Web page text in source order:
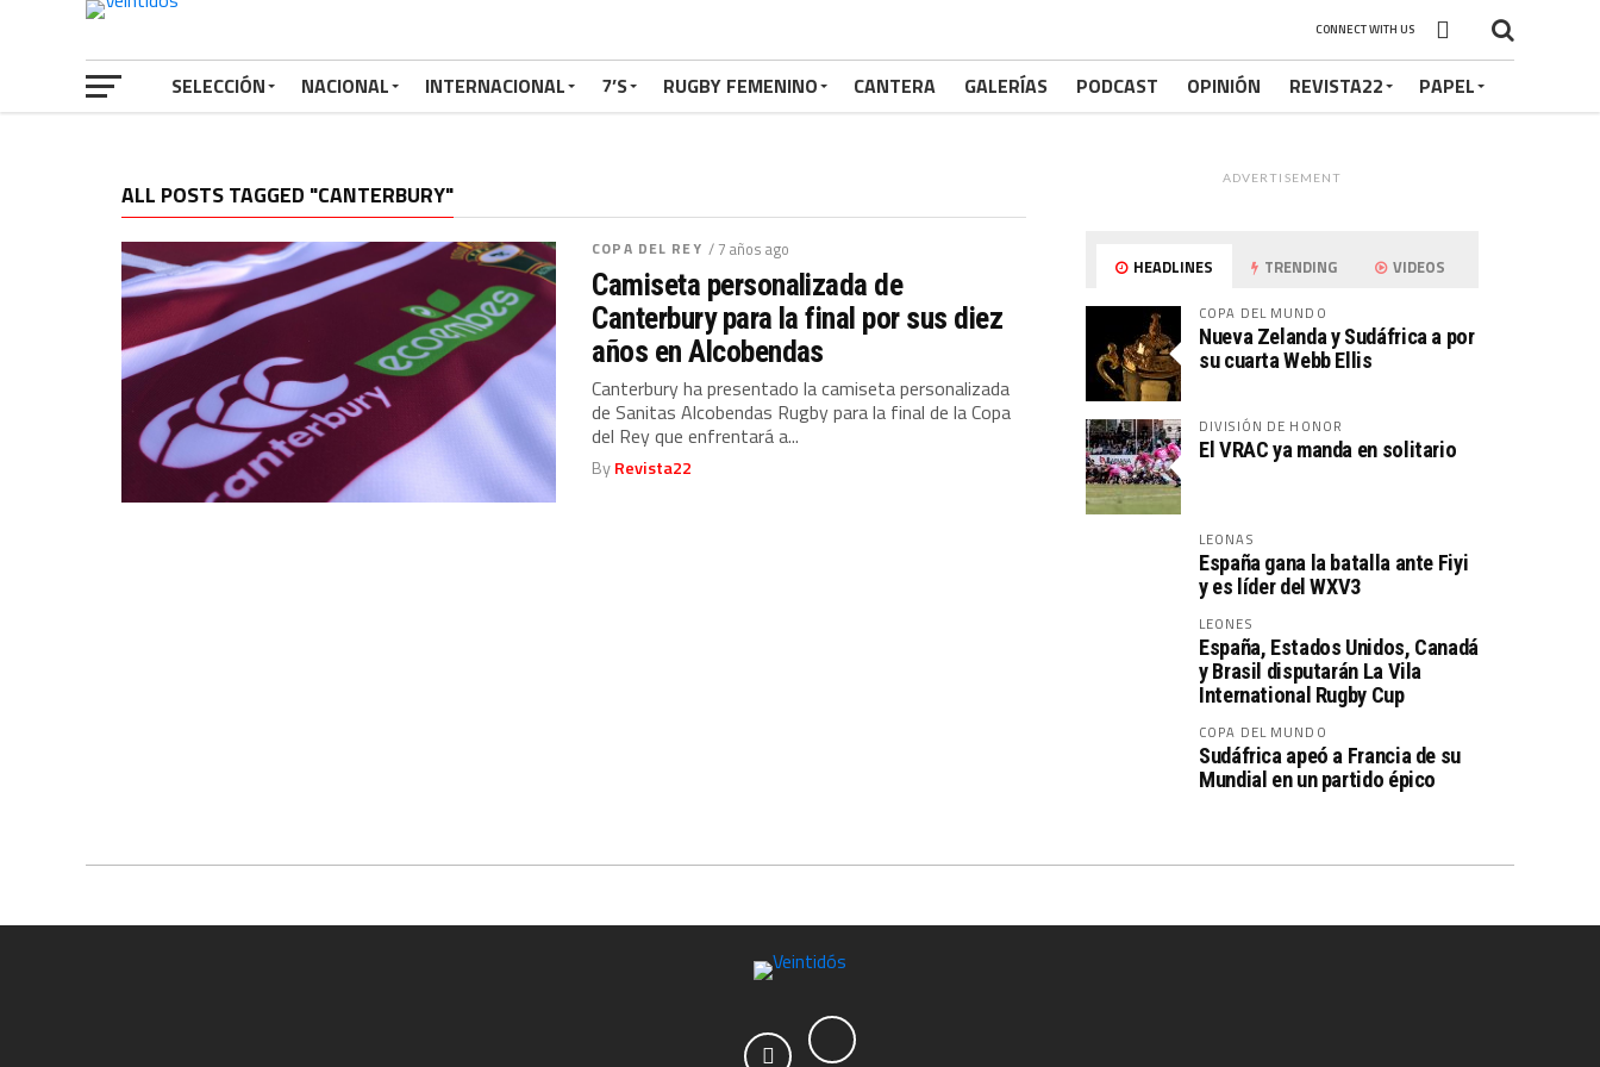
CONNECT WITH US
SELECCIÓN NACIONAL INTERNACIONAL 7’S RUGBY FEMENINO CANTERA GALERÍAS PODCAST OPINIÓN REVISTA22 PAPEL
ALL POSTS TAGGED "CANTERBURY"
COPA DEL REY / 7 años ago
Camiseta personalizada de
Canterbury para la final por sus diez
años en Alcobendas
Canterbury ha presentado la camiseta personalizada
de Sanitas Alcobendas Rugby para la final de la Copa
del Rey que enfrentará a...
ByRevista22
ADVERTISEMENT
HEADLINES TRENDING VIDEOS
COPA DEL MUNDO
Nueva Zelanda y Sudáfrica a por
su cuarta Webb Ellis
DIVISIÓN DE HONOR
El VRAC ya manda en solitario
LEONAS
España gana la batalla ante Fiyi
y es líder del WXV3
LEONES
España, Estados Unidos, Canadá
y Brasil disputarán La Vila
International Rugby Cup
COPA DEL MUNDO
Sudáfrica apeó a Francia de su
Mundial en un partido épico